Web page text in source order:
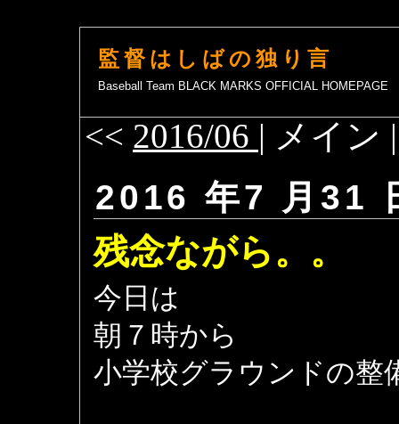
監督はしばの独り言
Baseball Team BLACK MARKS OFFICIAL HOMEPAGE
<< 2016/06 | メイン
2016 年7 月31
残念ながら。。
今日は
朝７時から
小学校グラウンドの整